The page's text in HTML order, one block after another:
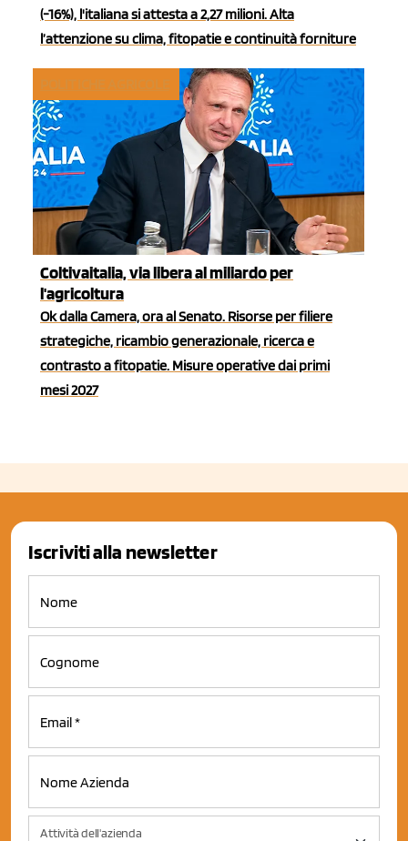
(-16%), l'italiana si attesta a 2,27 milioni. Alta
l’attenzione su clima, fitopatie e continuità forniture
Coltivaitalia, via libera al miliardo per
l'agricoltura
Ok dalla Camera, ora al Senato. Risorse per filiere
strategiche, ricambio generazionale, ricerca e
contrasto a fitopatie. Misure operative dai primi
mesi 2027
Iscriviti alla newsletter
Attività dell'azienda